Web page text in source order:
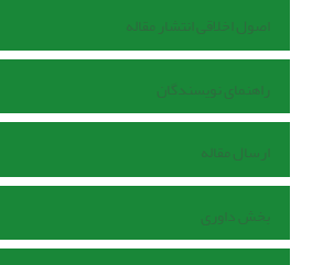
اصول اخلاقی انتشار مقاله
راهنمای نویسندگان
ارسال مقاله
بخش داوری